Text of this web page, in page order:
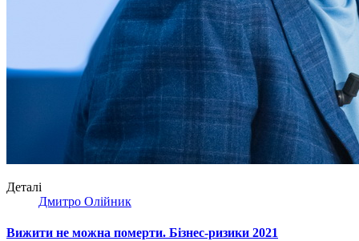
Деталі
Дмитро Олійник
Вижити не можна померти. Бізнес-ризики 2021